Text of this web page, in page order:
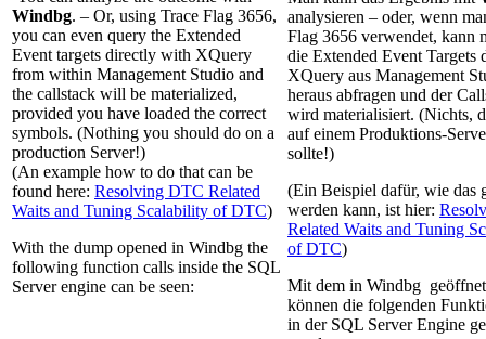
Windbg. – Or, using Trace Flag 3656,
you can even query the Extended
Event targets directly with XQuery
from within Management Studio and
the callstack will be materialized,
provided you have loaded the correct
symbols. (Nothing you should do on a
production Server!)
(An example how to do that can be
found here: Resolving DTC Related
Waits and Tuning Scalability of DTC)
With the dump opened in Windbg the
following function calls inside the SQL
Server engine can be seen:
analysieren – oder, wenn
Flag 3656 verwendet, kann
die Extended Event Targets
XQuery aus Management
heraus abfragen und der
wird materialisiert. (Nichts,
auf einem Produktions-
sollte!)
(Ein Beispiel dafür, wie das
werden kann, ist hier:
Related Waits and Tuning
of DTC)
Mit dem in Windbg
können die folgenden
in der SQL Server Engine